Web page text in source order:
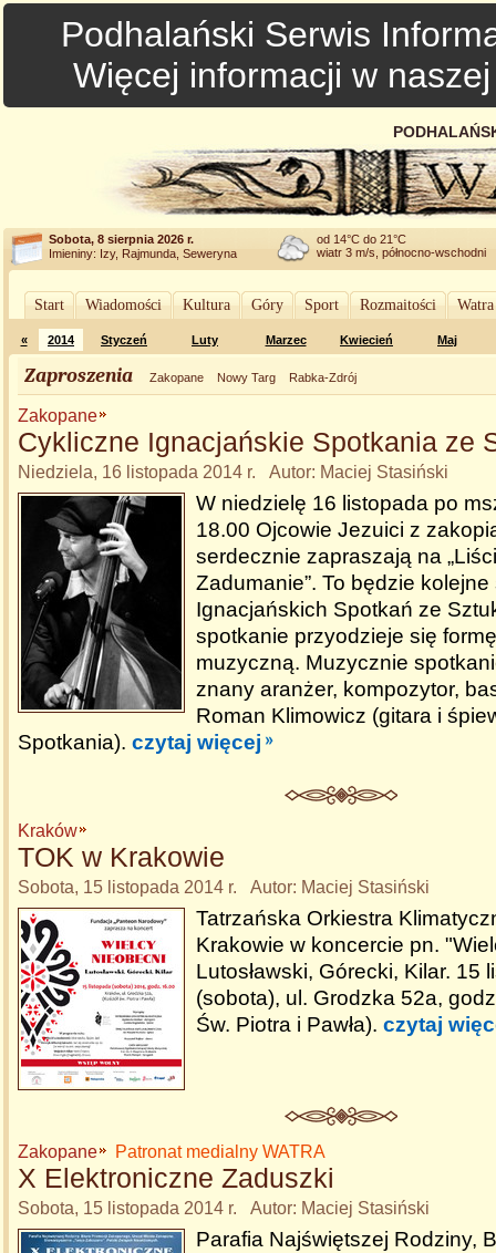
Podhalański Serwis
Więcej informacji w
Sobota, 8 sierpnia 2026 r.
Imieniny: Izy, Rajmunda, Seweryna
od 14°C do 21°C
wiatr 3 m/s, północno-wschodni
Start Wiadomości Kultura Góry Sport Rozmaitości
« 2014 Styczeń Luty Marzec Kwiecień Maj
Zaproszenia Zakopane Nowy Targ Rabka-Zdrój
Zakopane
Cykliczne Ignacjańskie Spotkania ze
Niedziela, 16 listopada 2014 r. Autor: Maciej Stasiński
W niedzielę 16 listopada po
18.00 Ojcowie Jezuici z
serdecznie zapraszają na
Zadumanie”. To będzie
Ignacjańskich Spotkań ze
spotkanie przyodzieje się
muzyczną. Muzycznie
znany aranżer, kompozytor,
Roman Klimowicz (gitara i
Spotkania). czytaj więcej
Kraków
TOK w Krakowie
Sobota, 15 listopada 2014 r. Autor: Maciej Stasiński
Tatrzańska Orkiestra
Krakowie w koncercie pn.
Lutosławski, Górecki, Kilar. 15
(sobota), ul. Grodzka 52a,
Św. Piotra i Pawła). czytaj
Zakopane Patronat medialny WATRA
X Elektroniczne Zaduszki
Sobota, 15 listopada 2014 r. Autor: Maciej Stasiński
Parafia Najświętszej Rodziny,